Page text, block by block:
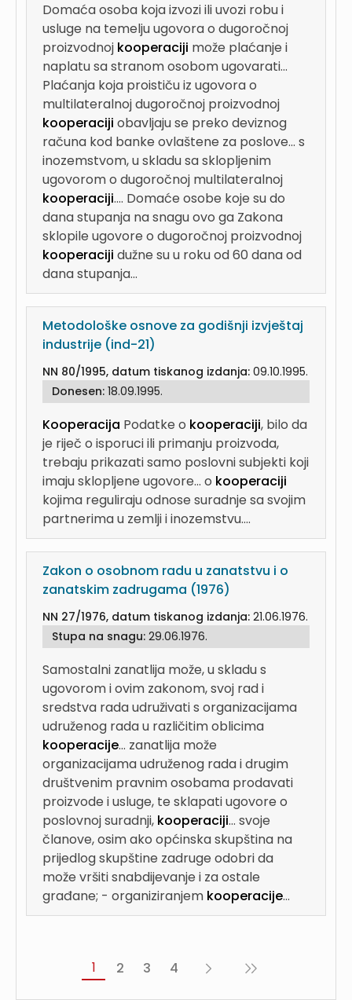
Domaća osoba koja izvozi ili uvozi robu i
usluge na temelju ugovora o dugoročnoj
proizvodnoj kooperaciji može plaćanje i
naplatu sa stranom osobom ugovarati...
Plaćanja koja proističu iz ugovora o
multilateralnoj dugoročnoj proizvodnoj
kooperaciji obavljaju se preko deviznog
računa kod banke ovlaštene za poslove... s
inozemstvom, u skladu sa sklopljenim
ugovorom o dugoročnoj multilateralnoj
kooperaciji.... Domaće osobe koje su do
dana stupanja na snagu ovo ga Zakona
sklopile ugovore o dugoročnoj proizvodnoj
kooperaciji dužne su u roku od 60 dana od
dana stupanja...
Metodološke osnove za godišnji izvještaj
industrije (ind-21)
NN 80/1995, datum tiskanog izdanja: 09.10.1995.
Donesen: 18.09.1995.
Kooperacija Podatke o kooperaciji, bilo da
je riječ o isporuci ili primanju proizvoda,
trebaju prikazati samo poslovni subjekti koji
imaju sklopljene ugovore... o kooperaciji
kojima reguliraju odnose suradnje sa svojim
partnerima u zemlji i inozemstvu....
Zakon o osobnom radu u zanatstvu i o
zanatskim zadrugama (1976)
NN 27/1976, datum tiskanog izdanja: 21.06.1976.
Stupa na snagu: 29.06.1976.
Samostalni zanatlija može, u skladu s
ugovorom i ovim zakonom, svoj rad i
sredstva rada udruživati s organizacijama
udruženog rada u različitim oblicima
kooperacije... zanatlija može
organizacijama udruženog rada i drugim
društvenim pravnim osobama prodavati
proizvode i usluge, te sklapati ugovore o
poslovnoj suradnji, kooperaciji... svoje
članove, osim ako općinska skupština na
prijedlog skupštine zadruge odobri da
može vršiti snabdijevanje i za ostale
građane; - organiziranjem kooperacije...
1 2 3 4
Sljedeća
Posljednja